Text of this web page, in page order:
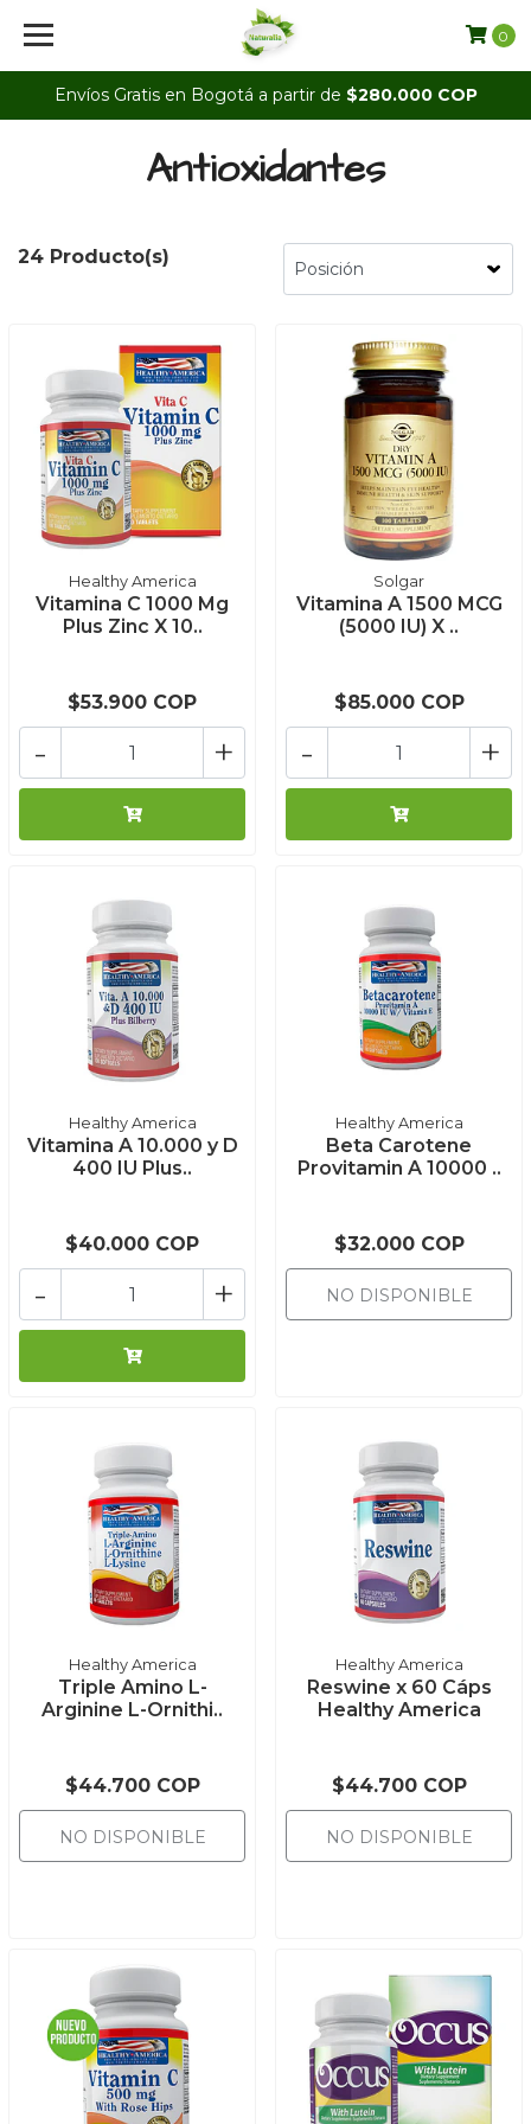
Envíos Gratis en Bogotá a partir de $280.000 COP
0
Antioxidantes
24 Producto(s)
Healthy America
Vitamina C 1000 Mg
Plus Zinc X 10..
$53.900 COP
+
-
Solgar
Vitamina A 1500 MCG
(5000 IU) X ..
$85.000 COP
+
-
Healthy America
Vitamina A 10.000 y D
400 IU Plus..
$40.000 COP
+
-
Healthy America
Beta Carotene
Provitamin A 10000 ..
$32.000 COP
NO DISPONIBLE
Healthy America
Triple Amino L-
Arginine L-Ornithi..
$44.700 COP
NO DISPONIBLE
Healthy America
Reswine x 60 Cáps
Healthy America
$44.700 COP
NO DISPONIBLE